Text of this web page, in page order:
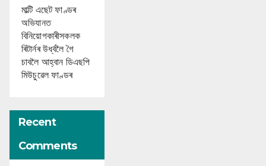
মাল্টি এছেট ফাণ্ডৰ
অভিযানত
বিনিয়োগকাৰীসকলক
ৰিটাৰ্নৰ উৰ্ধ্বলৈ গৈ
চাবলৈ আহ্বান ডিএছপি
মিউচুৱেল ফাণ্ডৰ
Recent
Comments